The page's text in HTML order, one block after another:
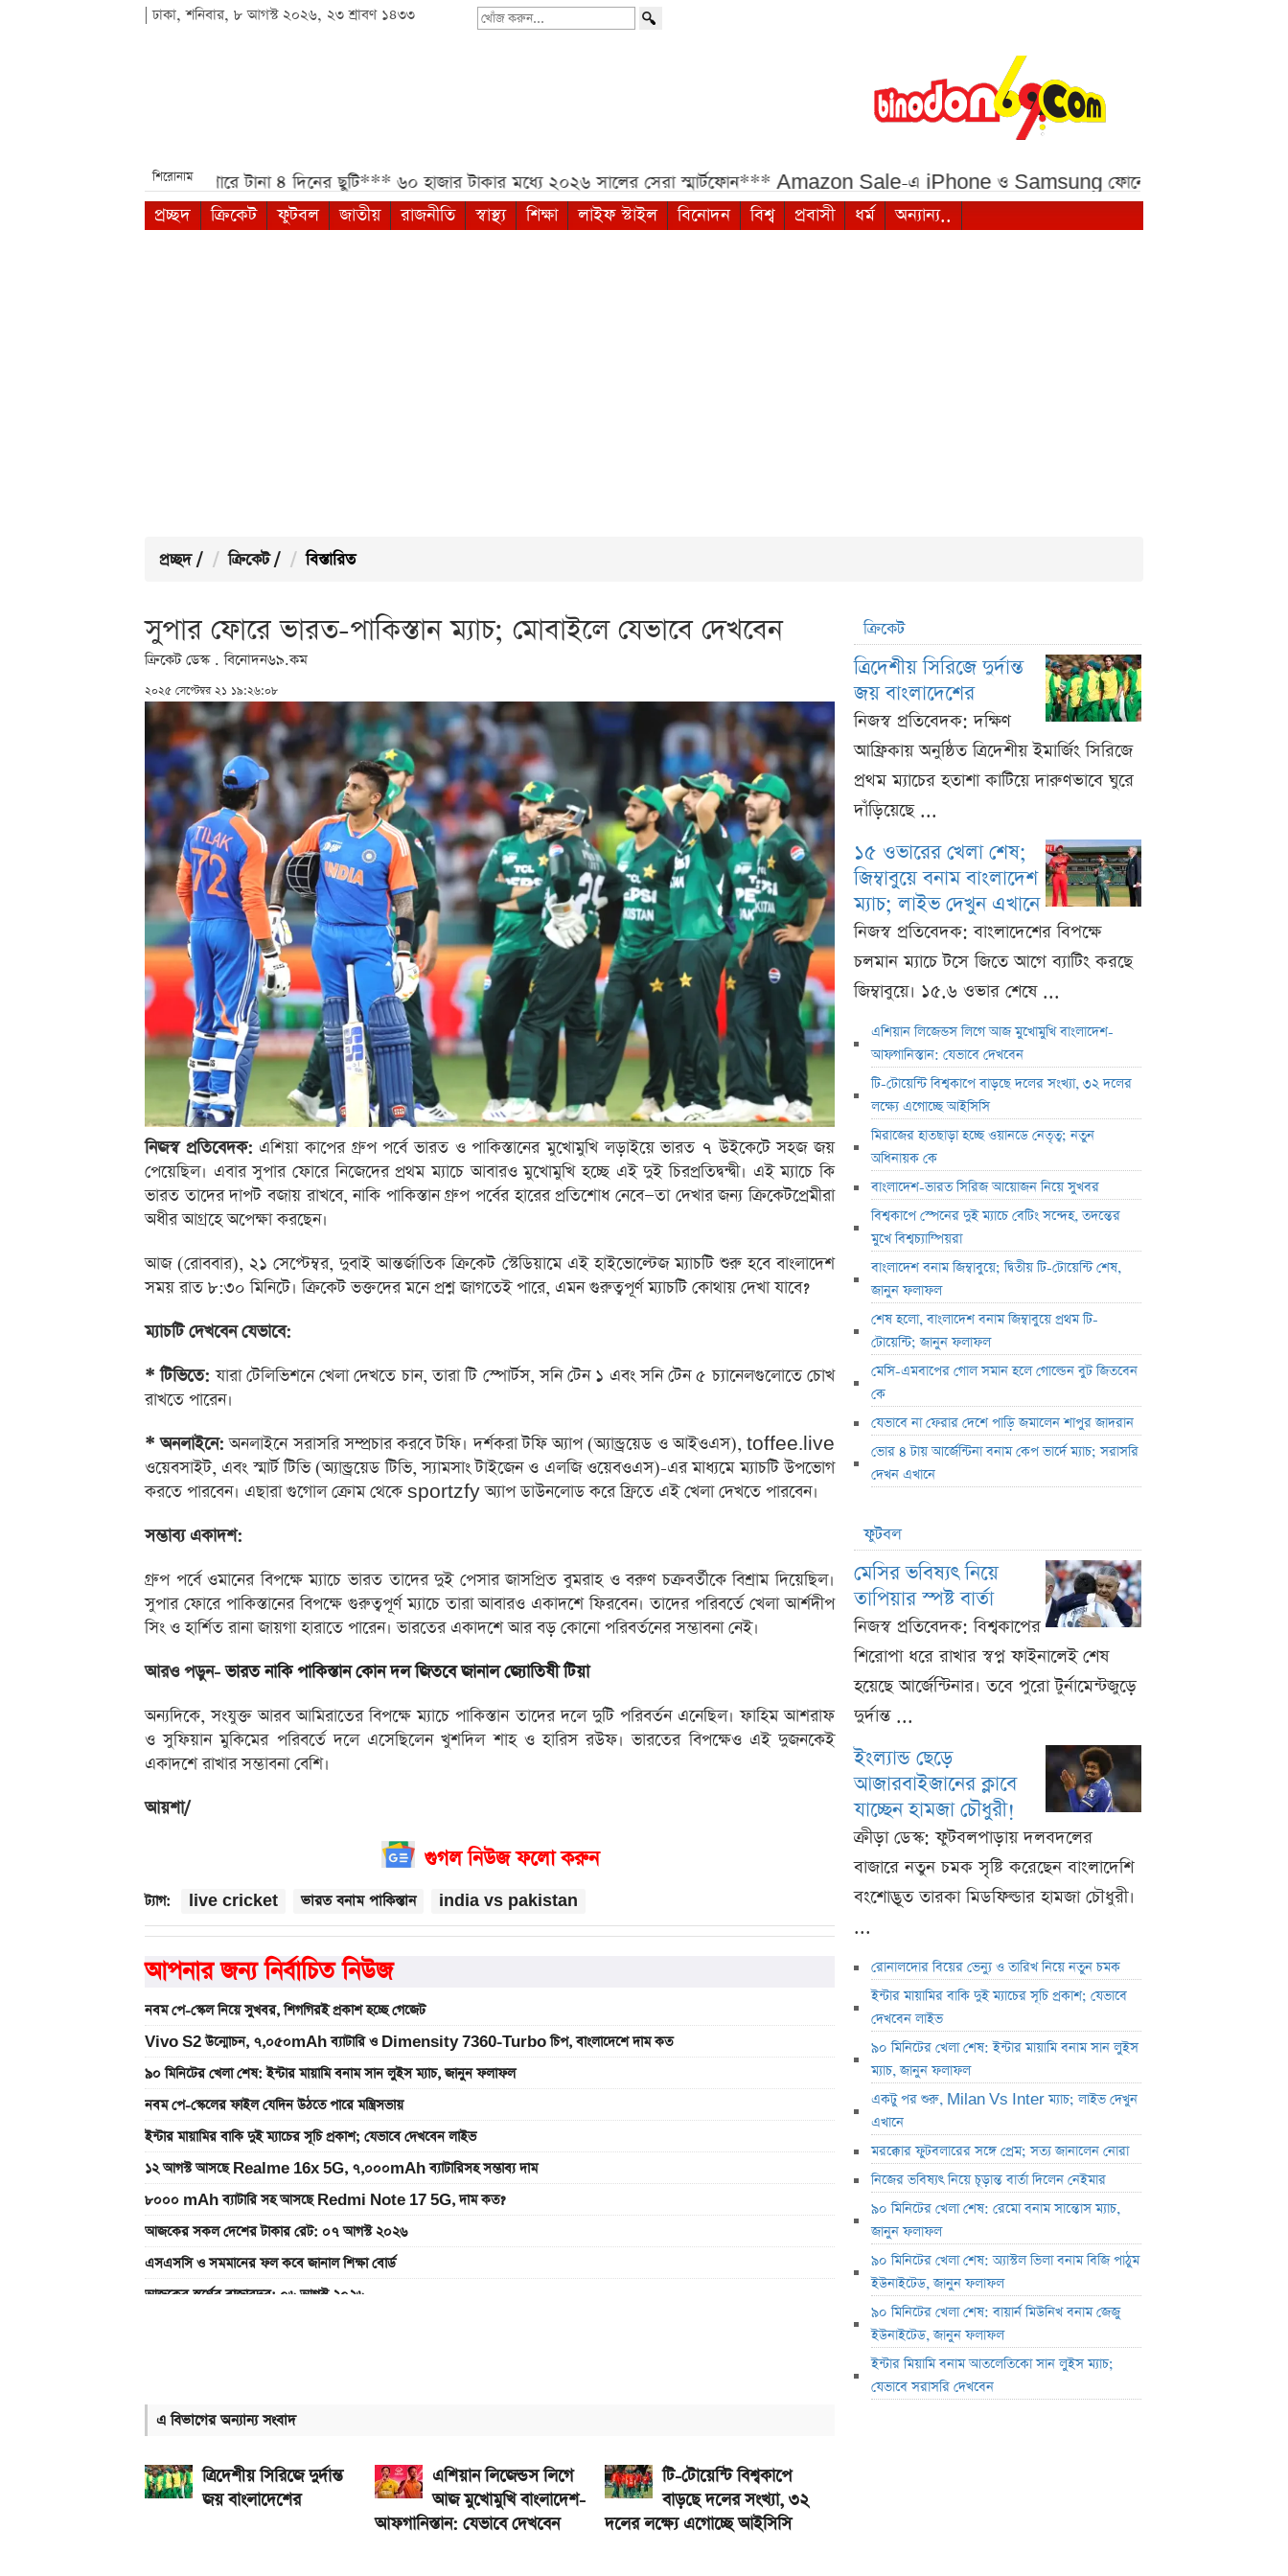
| ঢাকা, শনিবার, ৮ আগস্ট ২০২৬, ২৩ শ্রাবণ ১৪৩৩
খোঁজ
শিরোনাম
আগস্টে মিলতে পারে টানা ৪ দিনের ছুটি*** ৬০ হাজার টাকার মধ্যে ২০২৬ সালের সেরা স্মার্টফোন*** Amazon Sale-এ iPhone ও Samsung ফোনে বড় ছাড়***
প্রচ্ছদ
ক্রিকেট ফুটবল জাতীয় রাজনীতি স্বাস্থ্য শিক্ষা লাইফ স্টাইল বিনোদন বিশ্ব প্রবাসী ধর্ম অন্যান্য..
প্রচ্ছদ / ক্রিকেট / বিস্তারিত
সুপার ফোরে ভারত-পাকিস্তান ম্যাচ; মোবাইলে যেভাবে দেখবেন
ক্রিকেট ডেস্ক . বিনোদন৬৯.কম
২০২৫ সেপ্টেম্বর ২১ ১৯:২৬:০৮
নিজস্ব প্রতিবেদক: এশিয়া কাপের গ্রুপ পর্বে ভারত ও পাকিস্তানের মুখোমুখি লড়াইয়ে ভারত ৭ উইকেটে সহজ জয়
পেয়েছিল। এবার সুপার ফোরে নিজেদের প্রথম ম্যাচে আবারও মুখোমুখি হচ্ছে এই দুই চিরপ্রতিদ্বন্দ্বী। এই ম্যাচে কি
ভারত তাদের দাপট বজায় রাখবে, নাকি পাকিস্তান গ্রুপ পর্বের হারের প্রতিশোধ নেবে—তা দেখার জন্য ক্রিকেটপ্রেমীরা
অধীর আগ্রহে অপেক্ষা করছেন।
আজ (রোববার), ২১ সেপ্টেম্বর, দুবাই আন্তর্জাতিক ক্রিকেট স্টেডিয়ামে এই হাইভোল্টেজ ম্যাচটি শুরু হবে বাংলাদেশ
সময় রাত ৮:৩০ মিনিটে। ক্রিকেট ভক্তদের মনে প্রশ্ন জাগতেই পারে, এমন গুরুত্বপূর্ণ ম্যাচটি কোথায় দেখা যাবে?
ম্যাচটি দেখবেন যেভাবে:
* টিভিতে: যারা টেলিভিশনে খেলা দেখতে চান, তারা টি স্পোর্টস, সনি টেন ১ এবং সনি টেন ৫ চ্যানেলগুলোতে চোখ
রাখতে পারেন।
* অনলাইনে: অনলাইনে সরাসরি সম্প্রচার করবে টফি। দর্শকরা টফি অ্যাপ (অ্যান্ড্রয়েড ও আইওএস), toffee.live
ওয়েবসাইট, এবং স্মার্ট টিভি (অ্যান্ড্রয়েড টিভি, স্যামসাং টাইজেন ও এলজি ওয়েবওএস)-এর মাধ্যমে ম্যাচটি উপভোগ
করতে পারবেন। এছারা গুগোল ক্রোম থেকে sportzfy অ্যাপ ডাউনলোড করে ফ্রিতে এই খেলা দেখতে পারবেন।
সম্ভাব্য একাদশ:
গ্রুপ পর্বে ওমানের বিপক্ষে ম্যাচে ভারত তাদের দুই পেসার জাসপ্রিত বুমরাহ ও বরুণ চক্রবর্তীকে বিশ্রাম দিয়েছিল।
সুপার ফোরে পাকিস্তানের বিপক্ষে গুরুত্বপূর্ণ ম্যাচে তারা আবারও একাদশে ফিরবেন। তাদের পরিবর্তে খেলা আর্শদীপ
সিং ও হার্শিত রানা জায়গা হারাতে পারেন। ভারতের একাদশে আর বড় কোনো পরিবর্তনের সম্ভাবনা নেই।
আরও পড়ুন-ভারত নাকি পাকিস্তান কোন দল জিতবে জানাল জ্যোতিষী টিয়া
অন্যদিকে, সংযুক্ত আরব আমিরাতের বিপক্ষে ম্যাচে পাকিস্তান তাদের দলে দুটি পরিবর্তন এনেছিল। ফাহিম আশরাফ
ও সুফিয়ান মুকিমের পরিবর্তে দলে এসেছিলেন খুশদিল শাহ ও হারিস রউফ। ভারতের বিপক্ষেও এই দুজনকেই
একাদশে রাখার সম্ভাবনা বেশি।
আয়শা/
গুগল নিউজ ফলো করুন
ট্যাগ: live cricket ভারত বনাম পাকিস্তান india vs pakistan
আপনার জন্য নির্বাচিত নিউজ
নবম পে-স্কেল নিয়ে সুখবর, শিগগিরই প্রকাশ হচ্ছে গেজেট
Vivo S2 উন্মোচন, ৭,০৫০mAh ব্যাটারি ও Dimensity 7360-Turbo চিপ, বাংলাদেশে দাম কত
৯০ মিনিটের খেলা শেষ: ইন্টার মায়ামি বনাম সান লুইস ম্যাচ, জানুন ফলাফল
নবম পে-স্কেলের ফাইল যেদিন উঠতে পারে মন্ত্রিসভায়
ইন্টার মায়ামির বাকি দুই ম্যাচের সূচি প্রকাশ; যেভাবে দেখবেন লাইভ
১২ আগস্ট আসছে Realme 16x 5G, ৭,০০০mAh ব্যাটারিসহ সম্ভাব্য দাম
৮০০০ mAh ব্যাটারি সহ আসছে Redmi Note 17 5G, দাম কত?
আজকের সকল দেশের টাকার রেট: ০৭ আগস্ট ২০২৬
এসএসসি ও সমমানের ফল কবে জানাল শিক্ষা বোর্ড
আজকের স্বর্ণের বাজারদর: ০৬ আগস্ট ২০২৬
আজ ৪ ঘণ্টা বিদ্যুৎ থাকবে না যেসব এলাকায়, আগেই জেনে নিন
এ বিভাগের অন্যান্য সংবাদ
ত্রিদেশীয় সিরিজে দুর্দান্ত
জয় বাংলাদেশের
এশিয়ান লিজেন্ডস লিগে
আজ মুখোমুখি বাংলাদেশ-
আফগানিস্তান: যেভাবে দেখবেন
টি-টোয়েন্টি বিশ্বকাপে
বাড়ছে দলের সংখ্যা, ৩২
দলের লক্ষ্যে এগোচ্ছে আইসিসি
ক্রিকেট
ত্রিদেশীয় সিরিজে দুর্দান্ত
জয় বাংলাদেশের
নিজস্ব প্রতিবেদক: দক্ষিণ
আফ্রিকায় অনুষ্ঠিত ত্রিদেশীয় ইমার্জিং সিরিজে
প্রথম ম্যাচের হতাশা কাটিয়ে দারুণভাবে ঘুরে
দাঁড়িয়েছে ...
১৫ ওভারের খেলা শেষ;
জিম্বাবুয়ে বনাম বাংলাদেশ
ম্যাচ; লাইভ দেখুন এখানে
নিজস্ব প্রতিবেদক: বাংলাদেশের বিপক্ষে
চলমান ম্যাচে টসে জিতে আগে ব্যাটিং করছে
জিম্বাবুয়ে। ১৫.৬ ওভার শেষে ...
এশিয়ান লিজেন্ডস লিগে আজ মুখোমুখি বাংলাদেশ-
আফগানিস্তান: যেভাবে দেখবেন
টি-টোয়েন্টি বিশ্বকাপে বাড়ছে দলের সংখ্যা, ৩২ দলের
লক্ষ্যে এগোচ্ছে আইসিসি
মিরাজের হাতছাড়া হচ্ছে ওয়ানডে নেতৃত্ব; নতুন
অধিনায়ক কে
বাংলাদেশ-ভারত সিরিজ আয়োজন নিয়ে সুখবর
বিশ্বকাপে স্পেনের দুই ম্যাচে বেটিং সন্দেহ, তদন্তের
মুখে বিশ্বচ্যাম্পিয়রা
বাংলাদেশ বনাম জিম্বাবুয়ে; দ্বিতীয় টি-টোয়েন্টি শেষ,
জানুন ফলাফল
শেষ হলো, বাংলাদেশ বনাম জিম্বাবুয়ে প্রথম টি-
টোয়েন্টি; জানুন ফলাফল
মেসি-এমবাপের গোল সমান হলে গোল্ডেন বুট জিতবেন
কে
যেভাবে না ফেরার দেশে পাড়ি জমালেন শাপুর জাদরান
ভোর ৪ টায় আর্জেন্টিনা বনাম কেপ ভার্দে ম্যাচ; সরাসরি
দেখন এখানে
ফুটবল
মেসির ভবিষ্যৎ নিয়ে
তাপিয়ার স্পষ্ট বার্তা
নিজস্ব প্রতিবেদক: বিশ্বকাপের
শিরোপা ধরে রাখার স্বপ্ন ফাইনালেই শেষ
হয়েছে আর্জেন্টিনার। তবে পুরো টুর্নামেন্টজুড়ে
দুর্দান্ত ...
ইংল্যান্ড ছেড়ে
আজারবাইজানের ক্লাবে
যাচ্ছেন হামজা চৌধুরী!
ক্রীড়া ডেস্ক: ফুটবলপাড়ায় দলবদলের
বাজারে নতুন চমক সৃষ্টি করেছেন বাংলাদেশি
বংশোদ্ভূত তারকা মিডফিল্ডার হামজা চৌধুরী।
...
রোনালদোর বিয়ের ভেন্যু ও তারিখ নিয়ে নতুন চমক
ইন্টার মায়ামির বাকি দুই ম্যাচের সূচি প্রকাশ; যেভাবে
দেখবেন লাইভ
৯০ মিনিটের খেলা শেষ: ইন্টার মায়ামি বনাম সান লুইস
ম্যাচ, জানুন ফলাফল
একটু পর শুরু, Milan Vs Inter ম্যাচ; লাইভ দেখুন
এখানে
মরক্কোর ফুটবলারের সঙ্গে প্রেম; সত্য জানালেন নোরা
নিজের ভবিষ্যৎ নিয়ে চূড়ান্ত বার্তা দিলেন নেইমার
৯০ মিনিটের খেলা শেষ: রেমো বনাম সান্তোস ম্যাচ,
জানুন ফলাফল
৯০ মিনিটের খেলা শেষ: অ্যাস্টল ভিলা বনাম বিজি পাঠুম
ইউনাইটেড, জানুন ফলাফল
৯০ মিনিটের খেলা শেষ: বায়ার্ন মিউনিখ বনাম জেজু
ইউনাইটেড, জানুন ফলাফল
ইন্টার মিয়ামি বনাম আতলেতিকো সান লুইস ম্যাচ;
যেভাবে সরাসরি দেখবেন